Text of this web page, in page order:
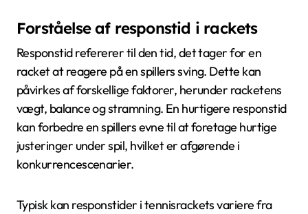
Forståelse af responstid i rackets
Responstid refererer til den tid, det tager for en
racket at reagere på en spillers sving. Dette kan
påvirkes af forskellige faktorer, herunder racketens
vægt, balance og stramning. En hurtigere responstid
kan forbedre en spillers evne til at foretage hurtige
justeringer under spil, hvilket er afgørende i
konkurrencescenarier.
Typisk kan responstider i tennisrackets variere fra